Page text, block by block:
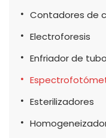
Contadores de
Electroforesis
Enfriador de
Esterilizadores